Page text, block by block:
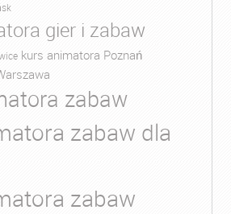
gier i zabaw
kurs animatora Poznań
zabaw
zabaw dla
zabaw